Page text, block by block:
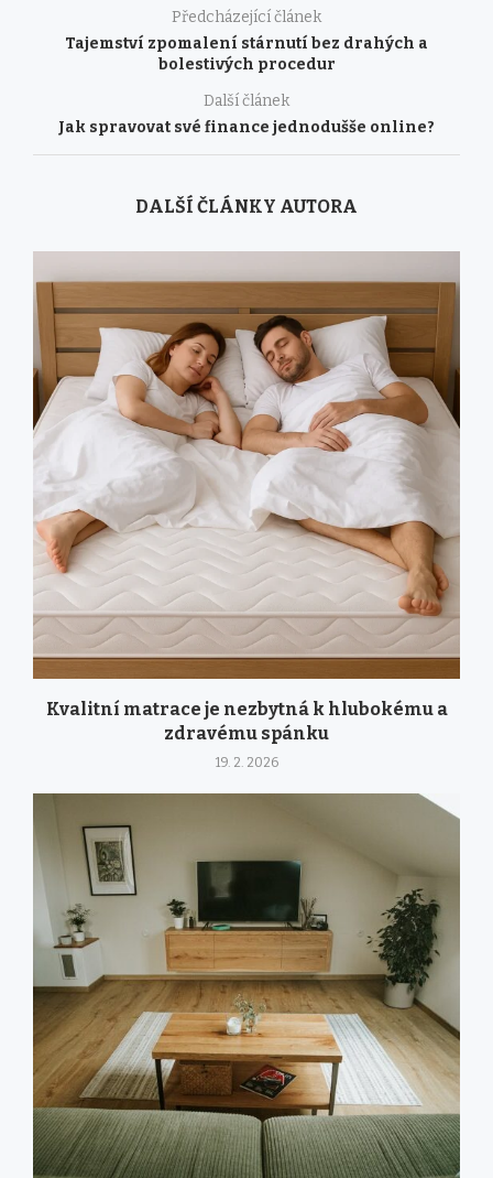
Předcházející článek
Tajemství zpomalení stárnutí bez drahých a
bolestivých procedur
Další článek
Jak spravovat své finance jednodušše online?
DALŠÍ ČLÁNKY AUTORA
Kvalitní matrace je nezbytná k hlubokému a
zdravému spánku
19. 2. 2026